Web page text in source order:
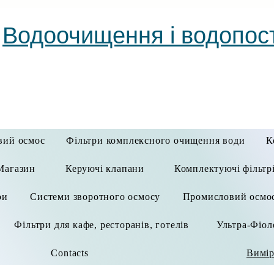
Водоочищення і
осмос Фільтри комплексного очищення води
Керуючі клапани Комплектуючі
Системи зворотного осмосу Промисловий
Фільтри для кафе, ресторанів, готелів Ультра-
Contacts